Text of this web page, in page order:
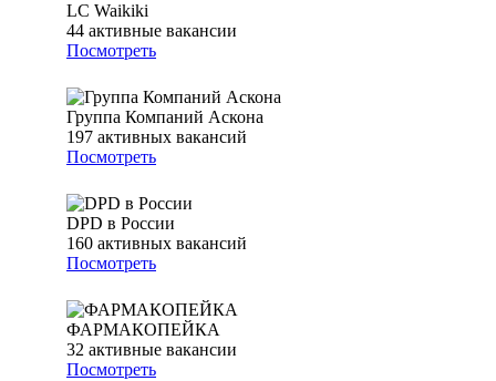
LC Waikiki
44 активные вакансии
Посмотреть
Группа Компаний Аскона
197 активных вакансий
Посмотреть
DPD в России
160 активных вакансий
Посмотреть
ФАРМАКОПЕЙКА
32 активные вакансии
Посмотреть